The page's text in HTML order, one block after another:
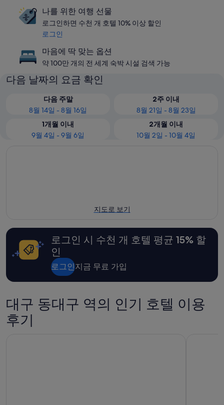
나를 위한 여행 선물
로그인하면 수천 개 호텔 10% 이상 할인
로그인
마음에 딱 맞는 옵션
약 100만 개의 전 세계 숙박 시설 검색 가능
다음 날짜의 요금 확인
다음 주말
8월 14일 - 8월 16일
2주 이내
8월 21일 - 8월 23일
1개월 이내
9월 4일 - 9월 6일
2개월 이내
10월 2일 - 10월 4일
지도로 보기
로그인 시 수천 개 호텔 평균 15% 할
인
로그인지금 무료 가입
대구 동대구 역의 인기 호텔 이용
후기